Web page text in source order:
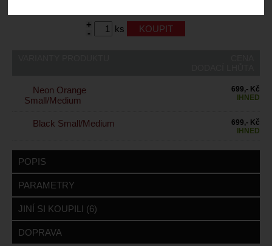
+
-
ks
Neon Orange
Small/Medium
699,- Kč
IHNED
Black Small/Medium
699,- Kč
IHNED
POPIS
PARAMETRY
JINÍ SI KOUPILI (6)
DOPRAVA